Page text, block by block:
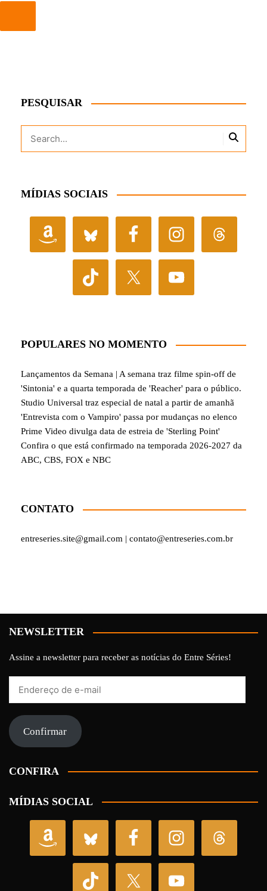
PESQUISAR
MÍDIAS SOCIAIS
POPULARES NO MOMENTO
Lançamentos da Semana | A semana traz filme spin-off de
'Sintonia' e a quarta temporada de 'Reacher' para o público.
Studio Universal traz especial de natal a partir de amanhã
'Entrevista com o Vampiro' passa por mudanças no elenco
Prime Video divulga data de estreia de 'Sterling Point'
Confira o que está confirmado na temporada 2026-2027 da
ABC, CBS, FOX e NBC
CONTATO
entreseries.site@gmail.com | contato@entreseries.com.br
NEWSLETTER
Assine a newsletter para receber as notícias do Entre Séries!
mail Confirmar
CONFIRA
MÍDIAS SOCIAL